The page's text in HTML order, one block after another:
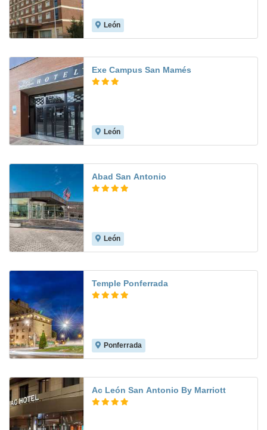
León
Exe Campus San Mamés
León
Abad San Antonio
León
Temple Ponferrada
Ponferrada
Ac León San Antonio By Marriott